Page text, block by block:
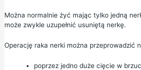
Można normalnie żyć mając tylko jedną
może zwykle uzupełnić usuniętą nerkę.
Operację raka nerki można przeprowadzić
poprzez jedno duże cięcie w